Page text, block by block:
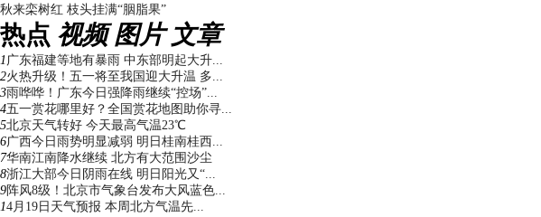
秋来栾树红 枝头挂满“胭脂果”
热点 视频 图片 文章
1广东福建等地有暴雨 中东部明起大升...
2火热升级！五一将至我国迎大升温 多...
3雨哗哗！广东今日强降雨继续“控场”...
4五一赏花哪里好？全国赏花地图助你寻...
5北京天气转好 今天最高气温23℃
6广西今日雨势明显减弱 明日桂南桂西...
7华南江南降水继续 北方有大范围沙尘
8浙江大部今日阴雨在线 明日阳光又“...
9阵风8级！北京市气象台发布大风蓝色...
14月19日天气预报 本周北方气温先...